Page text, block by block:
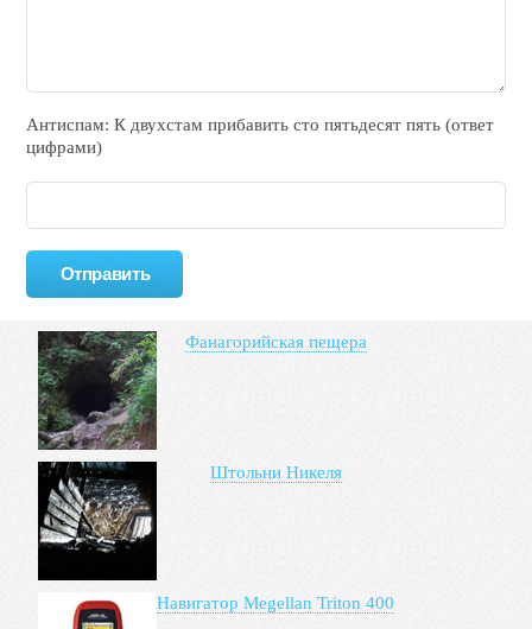
Антиспам: К двухcтам прибавить cто пятьдecят пять (ответ
цифрами)
Фанагорийская пещера
Штольни Никеля
Навигатор Megellan Triton 400